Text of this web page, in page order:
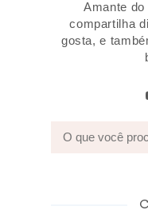
Amante
compartilha
gosta, e